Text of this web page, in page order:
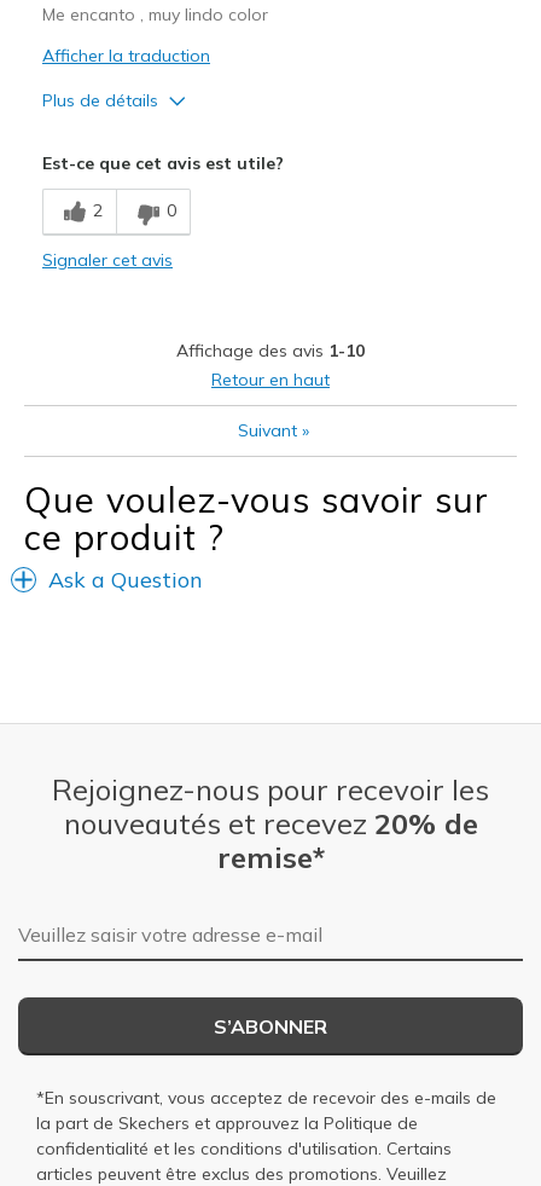
View On Shoes
I'm Really Into Shoes
Me encanto , muy lindo color
Afficher la traduction
Plus de détails
Attractive Design
Breathe Well
Comfortable
Wear Out Quickly
Les meilleures utilisations
Casual Wear
Width
Feels true to width
Est-ce que cet avis est utile?
2 0
Signaler cet avis
Affichage des avis 1-10
Retour en haut
Suivant »
Que voulez-vous savoir sur
ce produit ?
Ask a Question
Rejoignez-nous pour recevoir les
nouveautés et recevez 20% de
remise*
Adresse e-mail
S’ABONNER
*En souscrivant, vous acceptez de recevoir des e-mails de
la part de Skechers et approuvez la Politique de
confidentialité et les conditions d'utilisation . Certains
articles peuvent être exclus des promotions. Veuillez